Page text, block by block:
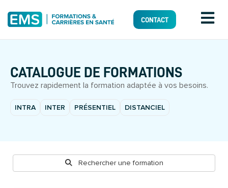
CONTACT
CATALOGUE DE FORMATIONS
Trouvez rapidement la formation adaptée à vos besoins.
INTRA INTER PRÉSENTIEL DISTANCIEL
Rechercher une formation